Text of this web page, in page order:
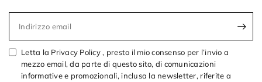
Indirizzo email
Letta la Privacy Policy , presto il mio consenso per l’invio a
mezzo email, da parte di questo sito, di comunicazioni
informative e promozionali, inclusa la newsletter, riferite a